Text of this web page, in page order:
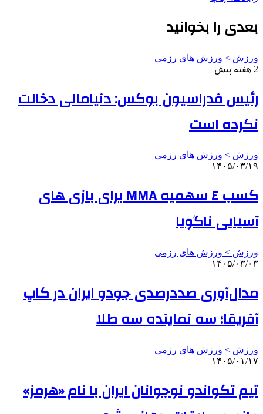
بعدی را بخوانید
ورزش > ورزش های رزمی
2 هفته پیش
رئیس فدراسیون بوکس: دنیامالی دخالت
نکرده است
ورزش > ورزش های رزمی
۱۴۰۵/۰۳/۱۹
کسب ٤ سهمیه MMA برای بازی های
آسیایی ناگویا
ورزش > ورزش های رزمی
۱۴۰۵/۰۳/۰۳
مدال‌آوری صددرصدی جودو ایران در کاپ
آفریقا؛ سه نماینده سه طلا
ورزش > ورزش های رزمی
۱۴۰۵/۰۱/۱۷
تیم تکواندو نوجوانان ایران با نام «هرمز»